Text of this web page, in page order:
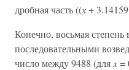
дробная часть ((x+
Конечно, восьмая степень
последовательными
число между 9488 (для x=